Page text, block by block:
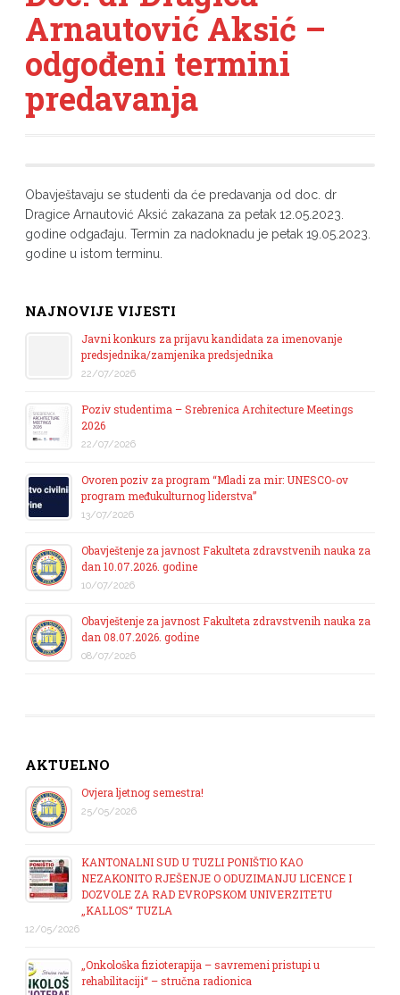
Arnautović Aksić –
odgođeni termini
predavanja
Obavještavaju se studenti da će predavanja od doc. dr
Dragice Arnautović Aksić zakazana za petak 12.05.2023.
godine odgađaju. Termin za nadoknadu je petak 19.05.2023.
godine u istom terminu.
NAJNOVIJE VIJESTI
Javni konkurs za prijavu kandidata za imenovanje
predsjednika/zamjenika predsjednika
22/07/2026
Poziv studentima – Srebrenica Architecture Meetings
2026
22/07/2026
Ovoren poziv za program “Mladi za mir: UNESCO-ov
program međukulturnog liderstva”
13/07/2026
Obavještenje za javnost Fakulteta zdravstvenih nauka za
dan 10.07.2026. godine
10/07/2026
Obavještenje za javnost Fakulteta zdravstvenih nauka za
dan 08.07.2026. godine
08/07/2026
AKTUELNO
Ovjera ljetnog semestra!
25/05/2026
KANTONALNI SUD U TUZLI PONIŠTIO KAO
NEZAKONITO RJEŠENJE O ODUZIMANJU LICENCE I
DOZVOLE ZA RAD EVROPSKOM UNIVERZITETU
„KALLOS“ TUZLA
12/05/2026
„Onkološka fizioterapija – savremeni pristupi u
rehabilitaciji“ – stručna radionica